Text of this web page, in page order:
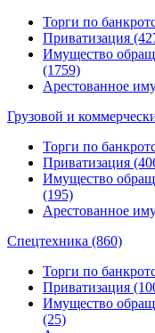
Торги по
Приватизация
Имущество
(1759)
Арестованное
Грузовой и
Торги по
Приватизация
Имущество
(195)
Арестованное
Спецтехника (860)
Торги по
Приватизация
Имущество
(25)